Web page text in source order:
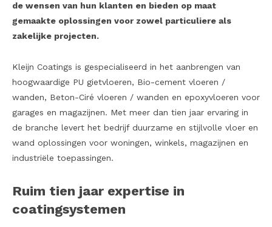
de wensen van hun klanten en bieden op maat
gemaakte oplossingen voor zowel particuliere als
zakelijke projecten.
Kleijn Coatings is gespecialiseerd in het aanbrengen van
hoogwaardige PU gietvloeren, Bio-cement vloeren /
wanden, Beton-Ciré vloeren / wanden en epoxyvloeren voor
garages en magazijnen. Met meer dan tien jaar ervaring in
de branche levert het bedrijf duurzame en stijlvolle vloer en
wand oplossingen voor woningen, winkels, magazijnen en
industriële toepassingen.
Ruim tien jaar expertise in
coatingsystemen